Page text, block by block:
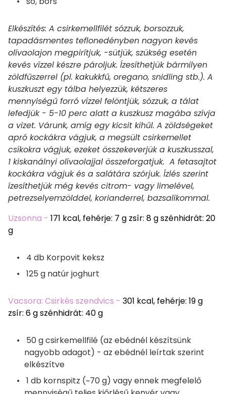
Elkészítés: A csirkemellfilét sózzuk, borsozzuk,
tapadásmentes teflonedényben nagyon kevés
olívaolajon megpirítjuk, -sütjük, szükség esetén
kevés vízzel készre pároljuk. Ízesíthetjük bármilyen
zöldfűszerrel (pl. kakukkfű, oregano, snidling stb.). A
kuszkuszt egy tálba helyezzük, kétszeres
mennyiségű forró vízzel felöntjük, sózzuk, a tálat
lefedjük - 5-10 perc alatt a kuszkusz magába szívja
a vizet. Várunk, amíg egy kicsit kihűl. A zöldségeket
apró kockákra vágjuk, a megsült csirkemellet
csíkokra vágjuk, ezeket összekeverjük a kuszkusszal,
1 kiskanálnyi olívaolajjal összeforgatjuk. A fetasajtot
kockákra vágjuk és a salátára szórjuk. Ízlés szerint
ízesíthetjük még kevés citrom- vagy limelével,
petrezselyemzölddel, korianderrel, bazsalikommal.
Uzsonna - 171 kcal, fehérje: 7 g zsír: 8 g szénhidrát: 20
g
4 db Korpovit keksz
125 g natúr joghurt
Vacsora: Csirkés szendvics - 301 kcal, fehérje: 19 g
zsír: 6 g szénhidrát: 40 g
50 g csirkemellfilé (az ebédnél készítsünk
nagyobb adagot) - az ebédnél leírtak szerint
elkészítve
1 db kornspitz (~70 g) vagy ennek megfelelő